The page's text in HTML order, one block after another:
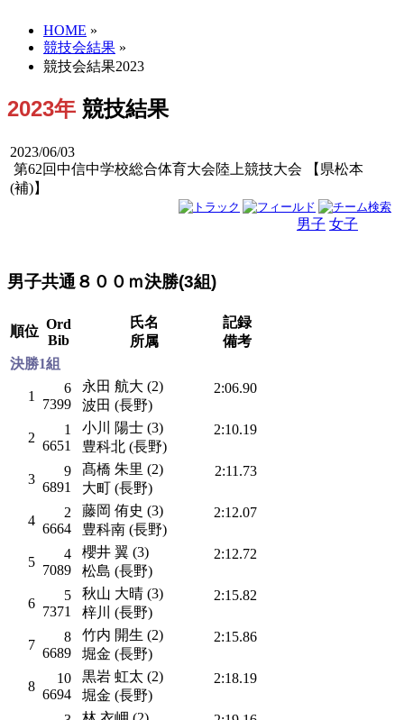
HOME »
競技会結果 »
競技会結果2023
2023年 競技結果
2023/06/03
第62回中信中学校総合体育大会陸上競技大会 【県松本
(補)】
男子 女子
男子共通８００ｍ決勝(3組)
順位 Ord
Bib
氏名
所属
記録
備考
決勝1組
1
6
7399
永田 航大 (2)
波田 (長野)
2:06.90
2
1
6651
小川 陽士 (3)
豊科北 (長野)
2:10.19
3
9
6891
髙橋 朱里 (2)
大町 (長野)
2:11.73
4
2
6664
藤岡 侑史 (3)
豊科南 (長野)
2:12.07
5
4
7089
櫻井 翼 (3)
松島 (長野)
2:12.72
6
5
7371
秋山 大晴 (3)
梓川 (長野)
2:15.82
7
8
6689
竹内 開生 (2)
堀金 (長野)
2:15.86
8
10
6694
黒岩 虹太 (2)
堀金 (長野)
2:18.19